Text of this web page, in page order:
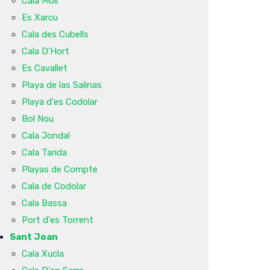
Es Xarcu
Cala des Cubells
Cala D'Hort
Es Cavallet
Playa de las Salinas
Playa d'es Codolar
Bol Nou
Cala Jondal
Cala Tarida
Playas de Compte
Cala de Codolar
Cala Bassa
Port d'es Torrent
Sant Joan
Cala Xucla